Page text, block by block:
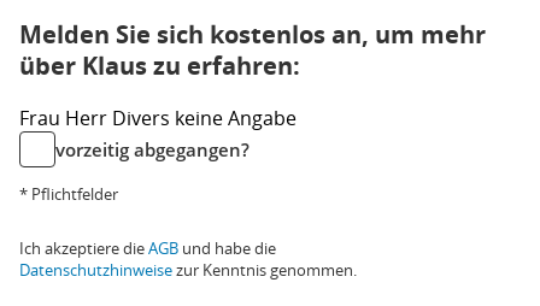
Melden Sie sich kostenlos an, um mehr
über Klaus zu erfahren:
Frau Herr Divers keine Angabe
vorzeitig abgegangen?
* Pflichtfelder
Ich akzeptiere dieAGB und habe die
Datenschutzhinweisezur Kenntnis genommen.